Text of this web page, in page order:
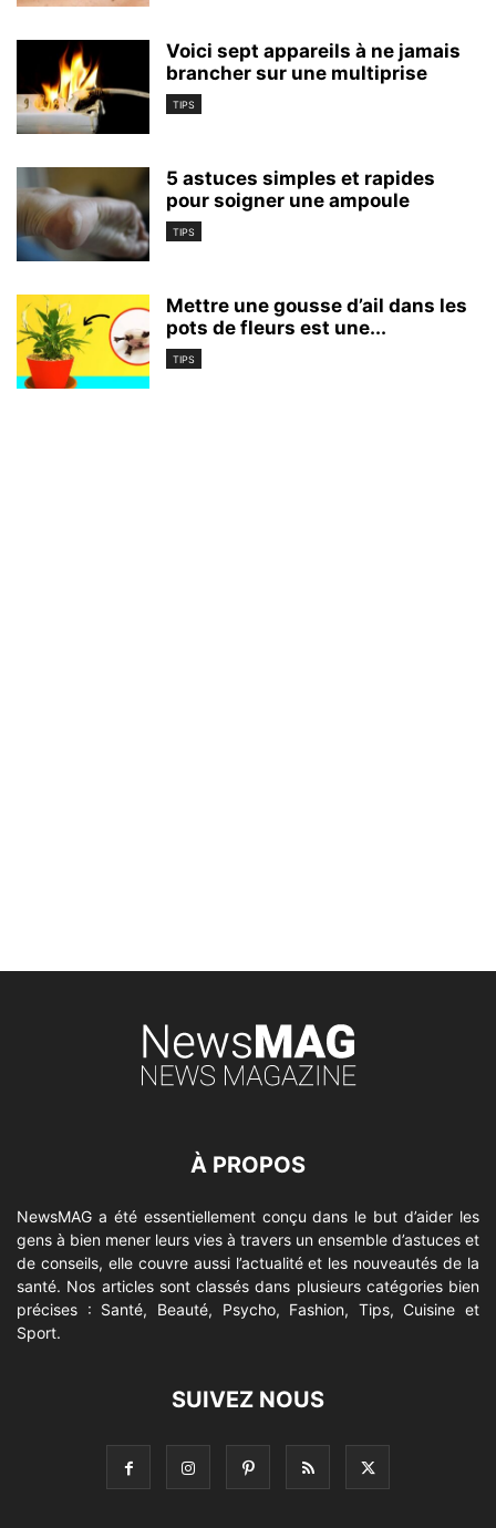
Voici sept appareils à ne jamais
brancher sur une multiprise
TIPS
5 astuces simples et rapides
pour soigner une ampoule
TIPS
Mettre une gousse d’ail dans les
pots de fleurs est une...
TIPS
À PROPOS
NewsMAG a été essentiellement conçu dans le but d’aider les
gens à bien mener leurs vies à travers un ensemble d’astuces et
de conseils, elle couvre aussi l’actualité et les nouveautés de la
santé. Nos articles sont classés dans plusieurs catégories bien
précises : Santé, Beauté, Psycho, Fashion, Tips, Cuisine et
Sport.
SUIVEZ NOUS